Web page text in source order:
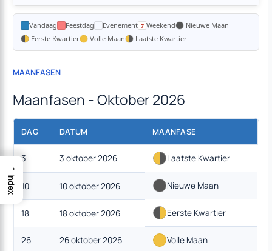
Vandaag Feestdag Evenement Weekend
Nieuwe Maan
Eerste Kwartier
Volle Maan Laatste Kwartier
MAANFASEN
Maanfasen - Oktober 2026
DAG DATUM MAANFASE
3 3 oktober 2026 Laatste Kwartier
10 10 oktober 2026 Nieuwe Maan
18 18 oktober 2026 Eerste Kwartier
26 26 oktober 2026 Volle Maan
→
Index